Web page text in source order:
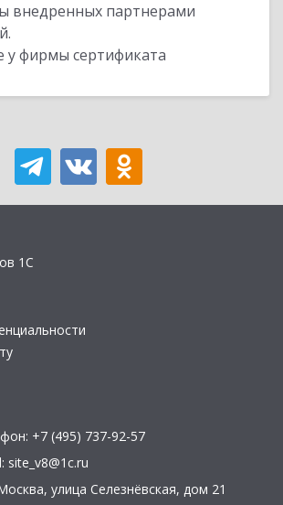
внедренных партнерами
у фирмы сертификата
1С
+7 (495) 737-92-57
site_v8@1c.ru
, улица Селезнёвская, дом 21